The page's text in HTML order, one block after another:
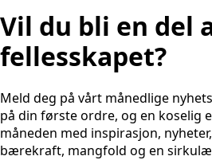
Vil du bli en del
fellesskapet?
Meld deg på vårt månedlige
på din første ordre, og en koselig
måneden med inspirasjon,
bærekraft, mangfold og en